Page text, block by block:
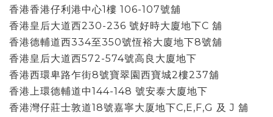
香港香港仔利港中心1樓 106-107號舖
香港皇后大道西230-236 號好時大廈地下C 舖
香港德輔道西334至350號恆裕大廈地下8號舖
香港皇后大道西572-574號高良大廈地下
香港西環卑路乍街8號寶翠園西寶城2樓237舖
香港上環德輔道中144-148 號安泰大廈地下
香港灣仔莊士敦道18號嘉寧大厦地下C,E,F,G 及 J 舖